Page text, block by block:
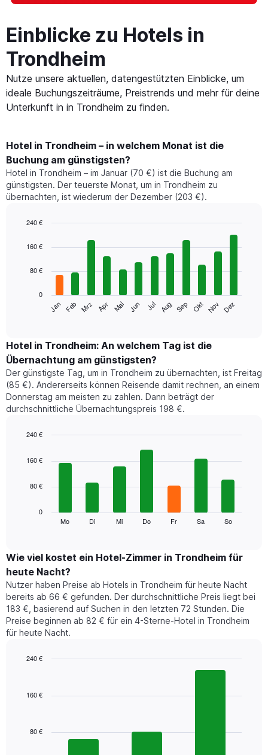
Einblicke zu Hotels in
Trondheim
Nutze unsere aktuellen, datengestützten Einblicke, um
ideale Buchungszeiträume, Preistrends und mehr für deine
Unterkunft in in Trondheim zu finden.
Hotel in Trondheim – in welchem Monat ist die
Buchung am günstigsten?
Hotel in Trondheim – im Januar (70 €) ist die Buchung am
günstigsten. Der teuerste Monat, um in Trondheim zu
übernachten, ist wiederum der Dezember (203 €).
chart
bars.
folgende
den
durchschnittlichen
Zimmerpreis
im
jeweiligen
Monat
an.
Diagramm
die
Monate
hat
1
Y-
Achse,
die
den
durchschnittlichen
Zimmerpreis
graphic.
Jan Feb Mrz Apr Mai Jun Jul Aug Sep Okt Nov Dez
0
80 €
160 €
240 €
Hotel in Trondheim: An welchem Tag ist die
Übernachtung am günstigsten?
Der günstigste Tag, um in Trondheim zu übernachten, ist Freitag
(85 €). Andererseits können Reisende damit rechnen, an einem
Donnerstag am meisten zu zahlen. Dann beträgt der
durchschnittliche Übernachtungspreis 198 €.
chart
bars.
den
durchschnittlichen
Preis
eines
Zimmers
für
den
jeweiligen
Das
die
Mo Di Mi Do Fr Sa So
0
80 €
160 €
240 €
Wie viel kostet ein Hotel-Zimmer in Trondheim für
heute Nacht?
Nutzer haben Preise ab Hotels in Trondheim für heute Nacht
bereits ab 66 € gefunden. Der durchschnittliche Preis liegt bei
183 €, basierend auf Suchen in den letzten 72 Stunden. Die
Preise beginnen ab 82 € für ein 4-Sterne-Hotel in Trondheim
für heute Nacht.
with
Das
80 €
160 €
240 €